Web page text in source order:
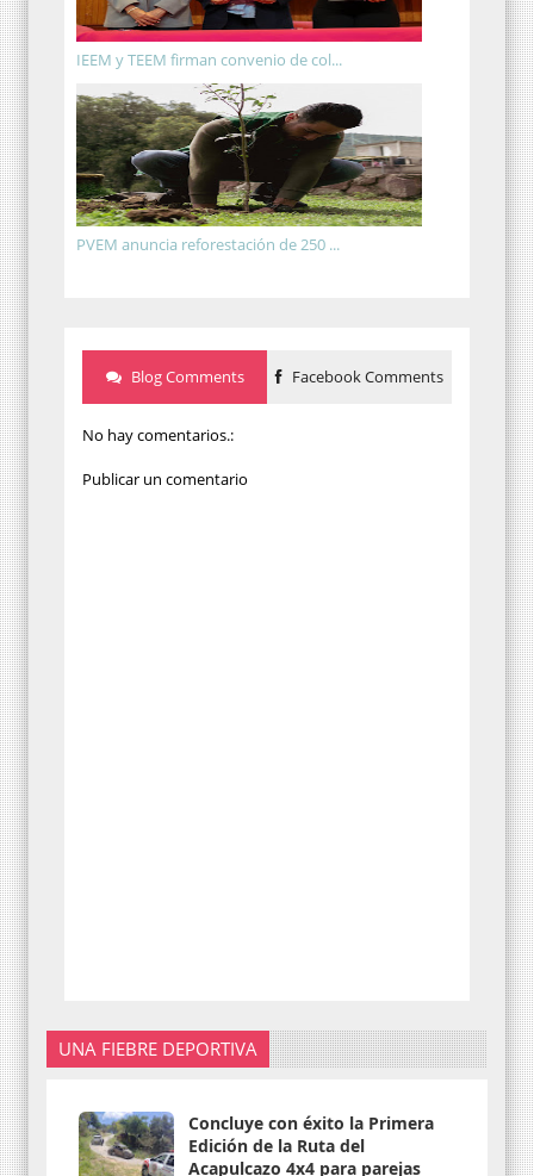
IEEM y TEEM firman convenio de col...
PVEM anuncia reforestación de 250 ...
Blog Comments Facebook Comments
No hay comentarios.:
Publicar un comentario
UNA FIEBRE DEPORTIVA
Concluye con éxito la Primera
Edición de la Ruta del
Acapulcazo 4x4 para parejas